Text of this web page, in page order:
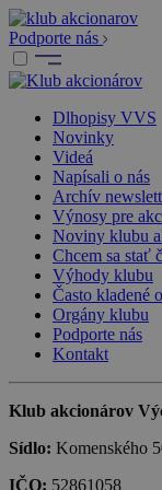
Podporte nás
Dlhopisy VVS
Novinky
Videá
Napísali o nás
Archív
Výnosy pre
Noviny klubu
Chcem sa stať
Výhody klubu
Často kladené
Orgány klubu
Podporte nás
Kontakt
Klub akcionárov
Sídlo: Komenského
IČO: 52861058